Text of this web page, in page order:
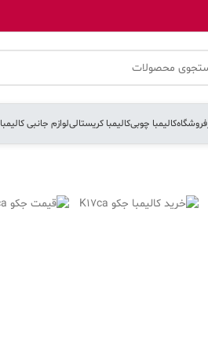
فروشگاهکالیمبا چوبیکالیمبا کریستالیلوازم جانبی کالیمبا